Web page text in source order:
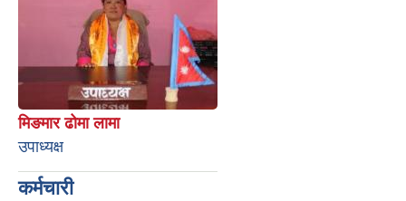
मिङमार ढोमा लामा
उपाध्यक्ष
कर्मचारी